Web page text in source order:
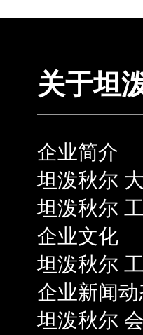
关于坦
企业简介
坦泼秋尔
坦泼秋尔
企业文化
坦泼秋尔
企业新闻动
坦泼秋尔